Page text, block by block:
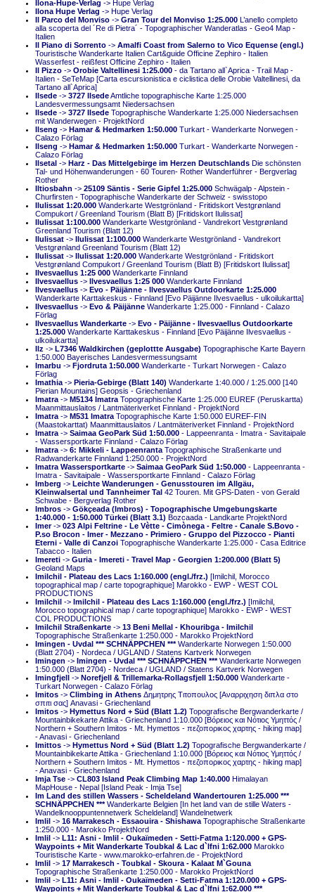
Ilona-Hupe-Verlag -> Hupe Verlag
Ilona Hupe Verlag -> Hupe Verlag
Il Parco del Monviso -> Gran Tour del Monviso 1:25.000 L’anello completo
alla scoperta del ´Re di Pietra´ - Topographischer Wanderatlas - Geo4 Map -
Italien
Il Piano di Sorrento -> Amalfi Coast from Salerno to Vico Equense (engl.)
Touristische Wanderkarte Italien Cart&guide Officine Zephiro - Italien
Wasserfest - reißfest Officine Zephiro - Italien
Il Pizzo -> Orobie Valtellinesi 1:25.000 - da Tartano all`Aprica - Trail Map -
Italien - SeTeMap [Carta escursionistica e ciclistica delle Orobie Valtellinesi, da
Tartano all`Aprica]
Ilsede -> 3727 IlsedeAmtliche topographische Karte 1:25.000
Landesvermessungsamt Niedersachsen
Ilsede -> 3727 Ilsede Topographische Wanderkarte 1:25.000 Niedersachsen
mit Wanderwegen - ProjektNord
Ilseng -> Hamar & Hedmarken 1:50.000 Turkart - Wanderkarte Norwegen -
Calazo Förlag
Ilseng -> Hamar & Hedmarken 1:50.000 Turkart - Wanderkarte Norwegen -
Calazo Förlag
Ilsetal -> Harz - Das Mittelgebirge im Herzen Deutschlands Die schönsten
Tal- und Höhenwanderungen - 60 Touren- Rother Wanderführer - Bergverlag
Rother
Iltiosbahn -> 25109 Säntis - Serie Gipfel 1:25.000 Schwägalp - Alpstein -
Churfirsten - Topographische Wanderkarte der Schweiz - swisstopo
Ilulissat 1:20.000 Wanderkarte Westgrönland - Fritidskort Vestgrønland
Compukort / Greenland Tourism (Blatt B) [Fritidskort Ilulissat]
Ilulissat 1:100.000 Wanderkarte Westgrönland - Vandrekort Vestgrønland
Greenland Tourism (Blatt 12)
Ilulissat -> Ilulissat 1:100.000 Wanderkarte Westgrönland - Vandrekort
Vestgrønland Greenland Tourism (Blatt 12)
Ilulissat -> Ilulissat 1:20.000 Wanderkarte Westgrönland - Fritidskort
Vestgrønland Compukort / Greenland Tourism (Blatt B) [Fritidskort Ilulissat]
Ilvesvaellus 1:25 000 Wanderkarte Finnland
Ilvesvaellus -> Ilvesvaellus 1:25 000 Wanderkarte Finnland
Ilvesvaellus -> Evo - Päijänne - Ilvesvaellus Outdoorkarte 1:25.000
Wanderkarte Karttakeskus - Finnland [Evo Päijänne Ilvesvaellus - ulkoilukartta]
Ilvesvaellus -> Evo & Päijänne Wanderkarte 1:25.000 - Finnland - Calazo
Förlag
Ilvesvaellus Wanderkarte -> Evo - Päijänne - Ilvesvaellus Outdoorkarte
1:25.000 Wanderkarte Karttakeskus - Finnland [Evo Päijänne Ilvesvaellus -
ulkoilukartta]
Ilz -> L7346 Waldkirchen (geplottte Ausgabe) Topographische Karte Bayern
1:50.000 Bayerisches Landesvermessungsamt
Imarbu -> Fjordruta 1:50.000 Wanderkarte - Turkart Norwegen - Calazo
Förlag
Imathia -> Pieria-Gebirge (Blatt 140) Wanderkarte 1:40.000 / 1:25.000 [140
Pierian Mountains] Geopsis - Griechenland
Imatra -> M5134 Imatra Topographische Karte 1:25.000 EUREF (Peruskartta)
Maanmittauslaitos / Lantmäteriverket Finnland - ProjektNord
Imatra -> M531 Imatra Topographische Karte 1:50.000 EUREF-FIN
(Maastokarttat) Maanmittauslaitos / Lantmäteriverket Finnland - ProjektNord
Imatra -> Saimaa GeoPark Süd 1:50.000 - Lappeenranta - Imatra - Savitaipale
- Wassersportkarte Finnland - Calazo Förlag
Imatra -> 6: Mikkeli - Lappeenranta Topographische Straßenkarte und
Radwanderkarte Finnland 1:250.000 - ProjektNord
Imatra Wassersportkarte -> Saimaa GeoPark Süd 1:50.000 - Lappeenranta -
Imatra - Savitaipale - Wassersportkarte Finnland - Calazo Förlag
Imberg -> Leichte Wanderungen - Genusstouren im Allgäu,
Kleinwalsertal und Tannheimer Tal 42 Touren. Mit GPS-Daten - von Gerald
Schwabe - Bergverlag Rother
Imbros -> Gökçeada (Imbros) - Topographische Umgebungskarte
1:40.000 - 1:50.000 Türkei (Blatt 3.1) Bozcaada - Landkarte ProjektNord
Imer-> 023 Alpi Feltrine - Le Vètte - Cimònega - Feltre - Canale S.Bovo -
P.so Brocon - Imer - Mezzano - Primiero - Gruppo del Pizzocco - Pianti
Eterni - Valle di Canzoi Topographische Wanderkarte 1:25.000 - Casa Editrice
Tabacco - Italien
Imereti -> Guria - Imereti - Travel Map - Georgien 1:200.000 (Blatt 5)
Geoland Maps
Imilchil - Plateau des Lacs 1:160.000 (engl./frz.) [Imilchil, Morocco
topographical map / carte topographique] Marokko - EWP - WEST COL
PRODUCTIONS
Imilchil -> Imilchil - Plateau des Lacs 1:160.000 (engl./frz.) [Imilchil,
Morocco topographical map / carte topographique] Marokko - EWP - WEST
COL PRODUCTIONS
Imilchil Straßenkarte -> 13 Beni Mellal - Khouribga - Imilchil
Topographische Straßenkarte 1:250.000 - Marokko ProjektNord
Imingen - Uvdal *** SCHNÄPPCHEN ***Wanderkarte Norwegen 1:50.000
(Blatt 2704) - Nordeca / UGLAND / Statens Kartverk Norwegen
Imingen -> Imingen - Uvdal *** SCHNÄPPCHEN ***Wanderkarte Norwegen
1:50.000 (Blatt 2704) - Nordeca / UGLAND / Statens Kartverk Norwegen
Imingfjell -> Norefjell & Trillemarka-Rollagsfjell 1:50.000 Wanderkarte -
Turkart Norwegen - Calazo Förlag
Imitos -> Climbing in Athens Δημητρης Τιτοπουλος [Αναρριχηση διπλα στο
σπιτι σας] Anavasi - Griechenland
Imitos -> Hymettus Nord + Süd (Blatt 1.2) Topografische Bergwanderkarte /
Mountainbikekarte Attika - Griechenland 1:10.000 [Βόρειος και Νότιος Υμηττός /
Northern + Southern Imitos - Mt. Hymettos - πεζοπορικος χαρτης - hiking map]
- Anavasi - Griechenland
Imittos -> Hymettus Nord + Süd (Blatt 1.2) Topografische Bergwanderkarte /
Mountainbikekarte Attika - Griechenland 1:10.000 [Βόρειος και Νότιος Υμηττός /
Northern + Southern Imitos - Mt. Hymettos - πεζοπορικος χαρτης - hiking map]
- Anavasi - Griechenland
Imja Tse -> CL803 Island Peak Climbing Map 1:40.000 Himalayan
MapHouse - Nepal [Island Peak - Imja Tse]
Im Land des stillen Wassers - Scheldeland Wandertouren 1:25.000 ***
SCHNÄPPCHEN ***Wanderkarte Belgien [In het land van de stille Waters -
Wandelknooppuntennetwerk Scheldeland] Wandelnetwerk
Imlil -> 16 Marrakesch - Essaouira - Shishawa Topographische Straßenkarte
1:250.000 - Marokko ProjektNord
Imlil -> L11: Asni - Imlil - Oukaïmeden - Setti-Fatma 1:120.000 + GPS-
Waypoints + Mit Wanderkarte Toubkal & Lac d`Ifni 1:62.000 Marokko
Touristische Karte - www.marokko-erfahren.de - ProjektNord
Imlil -> 17 Marrakesch - Toubkal - Skoura - Kalaat M`Gouna
Topographische Straßenkarte 1:250.000 - Marokko ProjektNord
Imlil -> L11: Asni - Imlil - Oukaïmeden - Setti-Fatma 1:120.000 + GPS-
Waypoints + Mit Wanderkarte Toubkal & Lac d`Ifni 1:62.000 ***